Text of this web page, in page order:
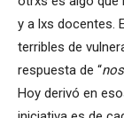
y a lxs docentes.
terribles de
respuesta de “
Hoy derivó en